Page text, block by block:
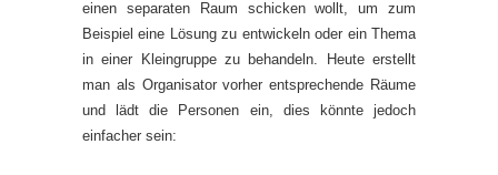
einen separaten Raum schicken wollt, um zum
Beispiel eine Lösung zu entwickeln oder ein Thema
in einer Kleingruppe zu behandeln. Heute erstellt
man als Organisator vorher entsprechende Räume
und lädt die Personen ein, dies könnte jedoch
einfacher sein: